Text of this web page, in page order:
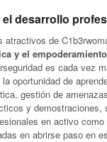
desarrollo
atractivos de
y el
es cada vez
oportunidad de
gestión de
y demostraciones,
en activo como
en abrirse paso en